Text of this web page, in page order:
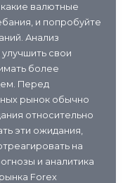
валютные
и попробуйте
Анализ
свои
более
Перед
рынок обычно
относительно
эти ожидания,
на
и аналитика
Forex